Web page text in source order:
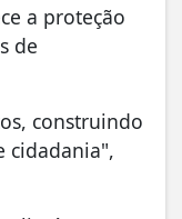
a proteção
de
construindo
cidadania",